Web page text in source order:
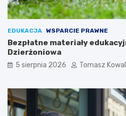
EDUKACJA WSPARCIE PRAWNE
Bezpłatne materiały
Dzierżoniowa
5 sierpnia 2026 Tomasz